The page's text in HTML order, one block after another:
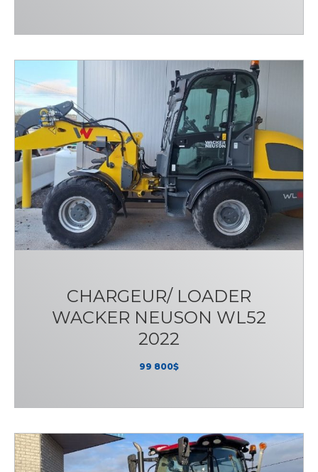
CHARGEUR/ LOADER
WACKER NEUSON WL52
2022
99 800$